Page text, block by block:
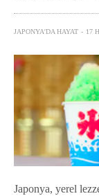
JAPONYA'DA HAYAT 17
Japonya, yerel